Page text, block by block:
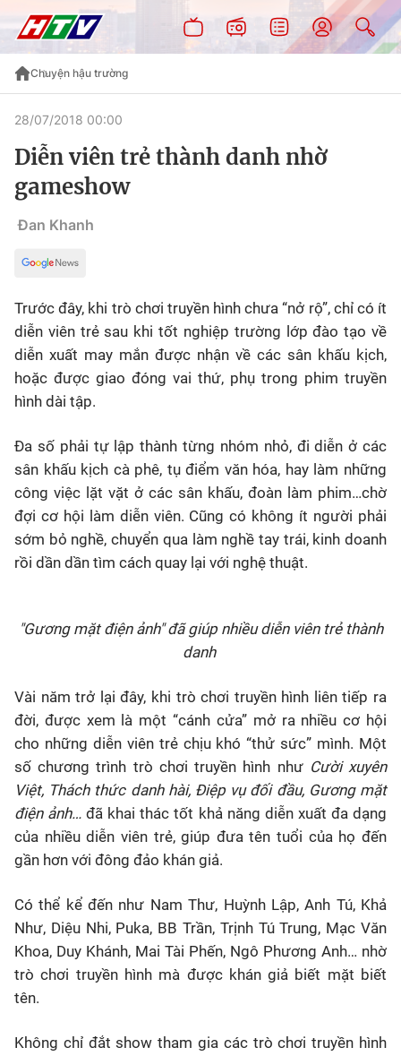
Chuyện hậu trường
28/07/2018 00:00
Diễn viên trẻ thành danh nhờ
gameshow
Đan Khanh
Trước đây, khi trò chơi truyền hình chưa “nở rộ”, chỉ có ít
diễn viên trẻ sau khi tốt nghiệp trường lớp đào tạo về
diễn xuất may mắn được nhận về các sân khấu kịch,
hoặc được giao đóng vai thứ, phụ trong phim truyền
hình dài tập.
Đa số phải tự lập thành từng nhóm nhỏ, đi diễn ở các
sân khấu kịch cà phê, tụ điểm văn hóa, hay làm những
công việc lặt vặt ở các sân khấu, đoàn làm phim…chờ
đợi cơ hội làm diễn viên. Cũng có không ít người phải
sớm bỏ nghề, chuyển qua làm nghề tay trái, kinh doanh
rồi dần dần tìm cách quay lại với nghệ thuật.
"Gương mặt điện ảnh" đã giúp nhiều diễn viên trẻ thành
danh
Vài năm trở lại đây, khi trò chơi truyền hình liên tiếp ra
đời, được xem là một “cánh cửa” mở ra nhiều cơ hội
cho những diễn viên trẻ chịu khó “thử sức” mình. Một
số chương trình trò chơi truyền hình như Cười xuyên
Việt, Thách thức danh hài, Điệp vụ đối đầu, Gương mặt
điện ảnh…đã khai thác tốt khả năng diễn xuất đa dạng
của nhiều diễn viên trẻ, giúp đưa tên tuổi của họ đến
gần hơn với đông đảo khán giả.
Có thể kể đến như Nam Thư, Huỳnh Lập, Anh Tú, Khả
Như, Diệu Nhi, Puka, BB Trần, Trịnh Tú Trung, Mạc Văn
Khoa, Duy Khánh, Mai Tài Phến, Ngô Phương Anh… nhờ
trò chơi truyền hình mà được khán giả biết mặt biết
tên.
Không chỉ đắt show tham gia các trò chơi truyền hình